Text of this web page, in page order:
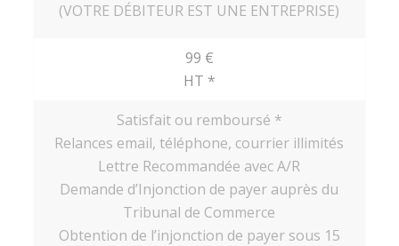
(VOTRE DÉBITEUR EST UNE ENTREPRISE)
99 €
HT *
Satisfait ou remboursé *
Relances email, téléphone, courrier illimités
Lettre Recommandée avec A/R
Demande d’Injonction de payer auprès du
Tribunal de Commerce
Obtention de l’injonction de payer sous 15